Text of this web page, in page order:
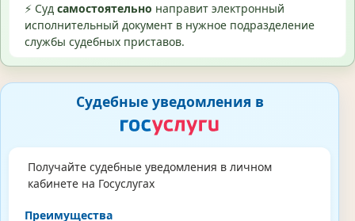
⚡ Суд самостоятельно направит электронный
исполнительный документ в нужное подразделение
службы судебных приставов.
Судебные уведомления в
Получайте судебные уведомления в личном
кабинете на Госуслугах
Преимущества